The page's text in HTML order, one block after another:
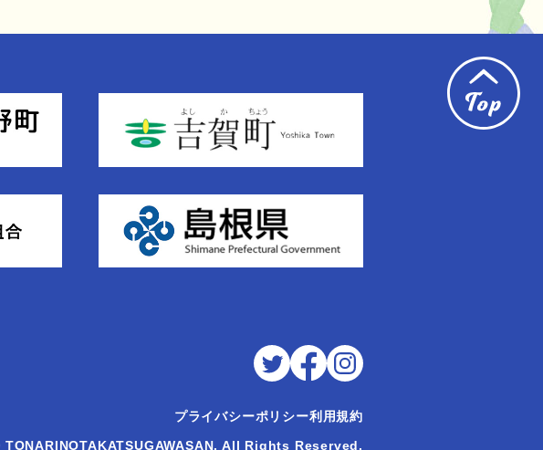
プライバシーポリシー利用規約
All Rights Reserved.